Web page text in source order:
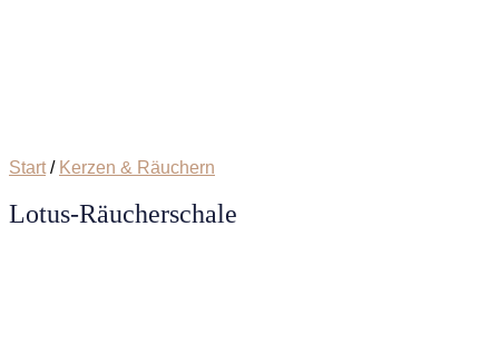
Start / Kerzen & Räuchern
Lotus-Räucherschale